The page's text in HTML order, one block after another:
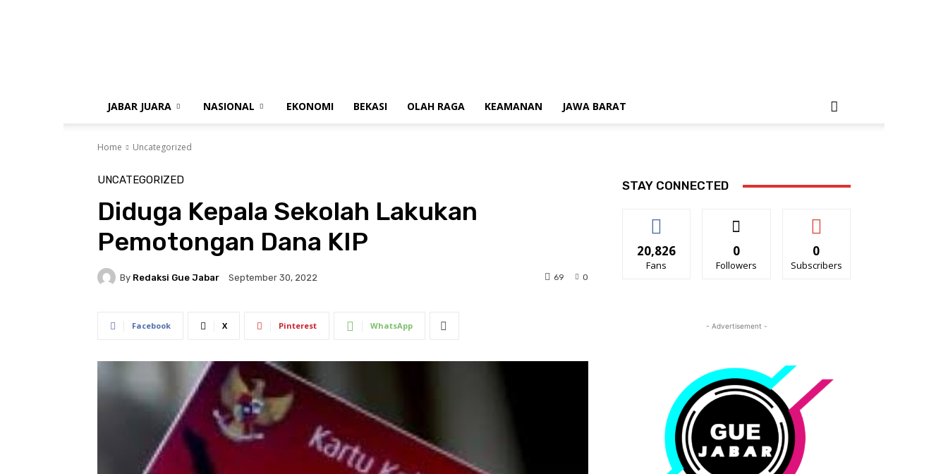
JABAR JUARA NASIONAL EKONOMI BEKASI OLAH RAGA KEAMANAN JAWA BARAT
Home Uncategorized
UNCATEGORIZED
Diduga Kepala Sekolah Lakukan
Pemotongan Dana KIP
By Redaksi Gue Jabar September 30, 2022 0
69
Facebook X Pinterest WhatsApp
STAY CONNECTED
20,826
Fans
0
Followers
0
Subscribers
- Advertisement -